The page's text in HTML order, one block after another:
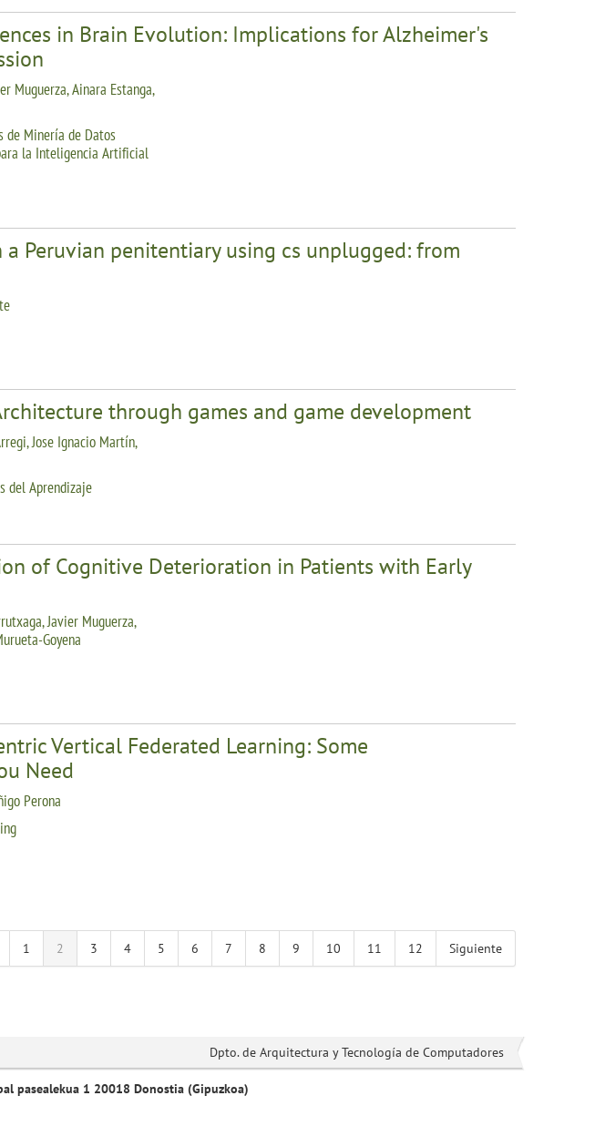
in Brain Evolution: Implications for Alzheimer's
Muguerza, Ainara Estanga,
de Minería de Datos
la Inteligencia Artificial
Peruvian penitentiary using cs unplugged: from
through games and game development
Jose Ignacio Martín,
del Aprendizaje
of Cognitive Deterioration in Patients with Early
Javier Muguerza,
Goyena
Vertical Federated Learning: Some
Need
Perona
1 2 3 4 5 6 7 8 9 10 11 12 Siguiente
Dpto. de Arquitectura y Tecnología de Computadores
pasealekua 1 20018 Donostia (Gipuzkoa)